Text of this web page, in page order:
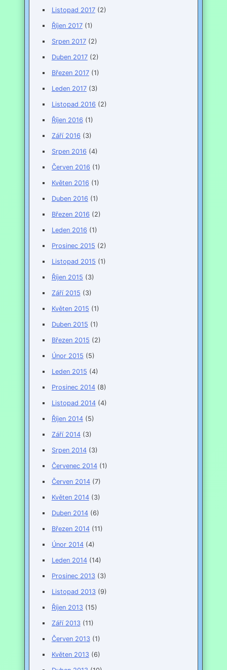
Listopad 2017(2)
Říjen 2017(1)
Srpen 2017(2)
Duben 2017(2)
Březen 2017(1)
Leden 2017(3)
Listopad 2016 (2)
Říjen 2016 (1)
Září 2016 (3)
Srpen 2016 (4)
Červen 2016 (1)
Květen 2016 (1)
Duben 2016 (1)
Březen 2016 (2)
Leden 2016 (1)
Prosinec 2015 (2)
Listopad 2015 (1)
Říjen 2015 (3)
Září 2015 (3)
Květen 2015 (1)
Duben 2015 (1)
Březen 2015 (2)
Únor 2015 (5)
Leden 2015 (4)
Prosinec 2014(8)
Listopad 2014(4)
Říjen 2014(5)
Září 2014(3)
Srpen 2014(3)
Červenec 2014(1)
Červen 2014(7)
Květen 2014(3)
Duben 2014(6)
Březen 2014(11)
Únor 2014(4)
Leden 2014(14)
Prosinec 2013(3)
Listopad 2013(9)
Říjen 2013(15)
Září 2013(11)
Červen 2013(1)
Květen 2013(6)